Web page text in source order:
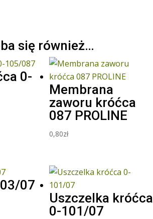
się również…
0-
Membrana
zaworu króćca
087 PROLINE
0,80zł
07
Uszczelka króćca
0-101/07